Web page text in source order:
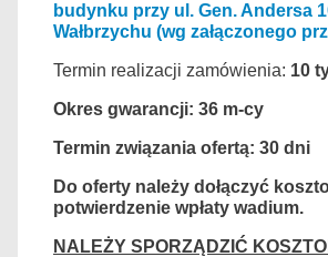
budynku przy ul. Gen. Andersa
Wałbrzychu (wg załączonego
Termin realizacji zamówienia: 10
Okres gwarancji: 36 m-cy
Termin związania ofertą: 30 dni
Do oferty należy dołączyć
potwierdzenie wpłaty wadium.
NALEŻY SPORZĄDZIĆ